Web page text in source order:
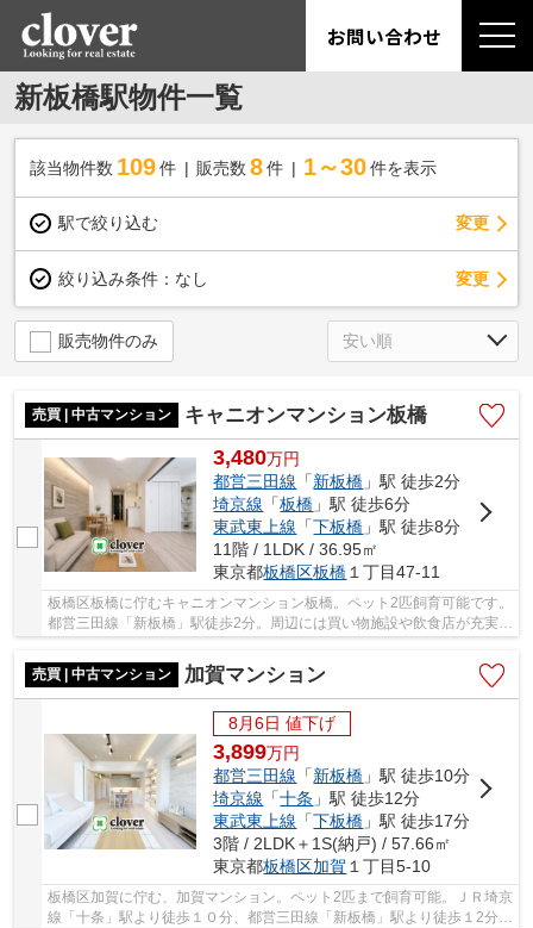
お問い合わせ
新板橋駅物件一覧
該当物件数 109件 販売数 8 件 1～30 件を表示
駅で絞り込む 変更
絞り込み条件： なし 変更
販売物件のみ
売買 | 中古マンション キャニオンマンション板橋
3,480万円
都営三田線 「新板橋 」駅 徒歩2分
埼京線 「板橋 」駅 徒歩6分
東武東上線 「下板橋 」駅 徒歩8分
11階 / 1LDK / 36.95㎡
東京都板橋区板橋 １丁目47-11
板橋区板橋に佇むキャニオンマンション板橋。ペット2匹飼育可能です。
都営三田線「新板橋」駅徒歩2分。周辺には買い物施設や飲食店が充実し
ているほか、動物病院やペットショップも点...
売買 | 中古マンション
加賀マンション
8月6日 値下げ
3,899万円
都営三田線 「新板橋 」駅 徒歩10分
埼京線 「十条 」駅 徒歩12分
東武東上線 「下板橋 」駅 徒歩17分
3階 / 2LDK＋1S(納戸) / 57.66㎡
東京都板橋区加賀 １丁目5-10
板橋区加賀に佇む、加賀マンション。ペット2匹まで飼育可能。ＪＲ埼京
線「十条」駅より徒歩１０分、都営三田線「新板橋」駅より徒歩１2分の